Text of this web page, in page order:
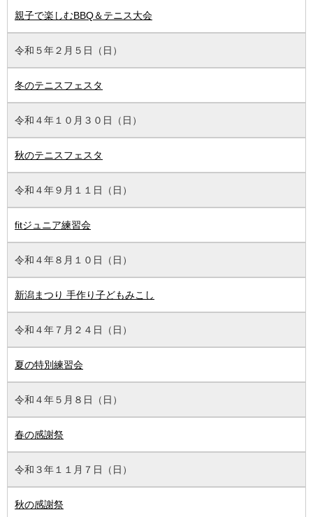
親子で楽しむBBQ＆テニス大会
令和５年２月５日（日）
冬のテニスフェスタ
令和４年１０月３０日（日）
秋のテニスフェスタ
令和４年９月１１日（日）
fitジュニア練習会
令和４年８月１０日（日）
新潟まつり 手作り子どもみこし
令和４年７月２４日（日）
夏の特別練習会
令和４年５月８日（日）
春の感謝祭
令和３年１１月７日（日）
秋の感謝祭